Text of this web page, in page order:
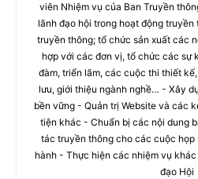
viên Nhiệm vụ của Ban Truyền
lãnh đạo hội trong hoạt động
truyền thông; tổ chức sản xuất các
hợp với các đơn vị, tổ chức các sự
đàm, triển lãm, các cuộc thi thiết
lưu, giới thiệu ngành nghề… - Xây
bền vững - Quản trị Website và các
tiện khác - Chuẩn bị các nội dung
tác truyền thông cho các cuộc họp
hành - Thực hiện các nhiệm vụ
đạo Hội